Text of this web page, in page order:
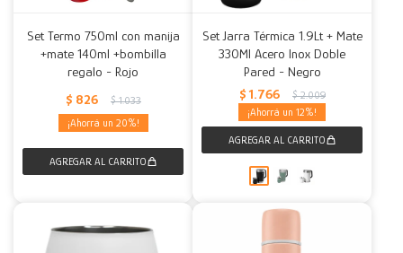
Set Termo 750ml con manija
+mate 140ml +bombilla
regalo - Rojo
$ 826 $ 1.033
20
Set Jarra Térmica 1.9Lt + Mate
330Ml Acero Inox Doble
Pared - Negro
$ 1.766 $ 2.009
12